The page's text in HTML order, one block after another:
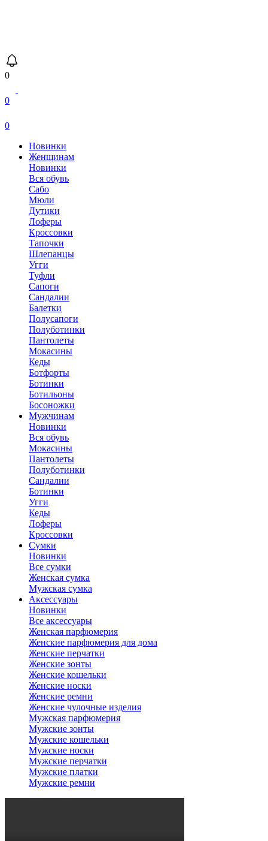
0
0
0
Новинки
Женщинам
Новинки
Вся обувь
Сабо
Мюли
Дутики
Лоферы
Кроссовки
Тапочки
Шлепанцы
Угги
Туфли
Сапоги
Сандалии
Балетки
Полусапоги
Полуботинки
Пантолеты
Мокасины
Кеды
Ботфорты
Ботинки
Ботильоны
Босоножки
Мужчинам
Новинки
Вся обувь
Мокасины
Пантолеты
Полуботинки
Сандалии
Ботинки
Угги
Кеды
Лоферы
Кроссовки
Сумки
Новинки
Все сумки
Женская сумка
Мужская сумка
Аксессуары
Новинки
Все аксессуары
Женская парфюмерия
Женские парфюмерия для дома
Женские перчатки
Женские зонты
Женские кошельки
Женские носки
Женские ремни
Женские чулочные изделия
Мужская парфюмерия
Мужские зонты
Мужские кошельки
Мужские носки
Мужские перчатки
Мужские платки
Мужские ремни